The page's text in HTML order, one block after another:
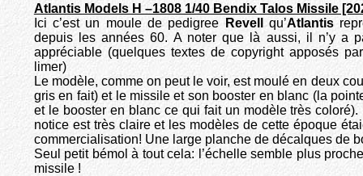
Atlantis Models H –1808 1/40 Bendix Talos Missile
Ici c’est un moule de pedigree
Revell qu’Atlantis
depuis les années 60. A noter que là aussi, il n’y a
appréciable (quelques textes de copyright apposés
limer)
Le modèle, comme on peut le voir, est moulé en deux
gris en fait) et le missile et son booster en blanc (la
et le booster en blanc ce qui fait un modèle très
notice est très claire et les modèles de cette époque
commercialisation! Une large planche de décalques de
Seul petit bémol à tout cela: l’échelle semble plus
missile !